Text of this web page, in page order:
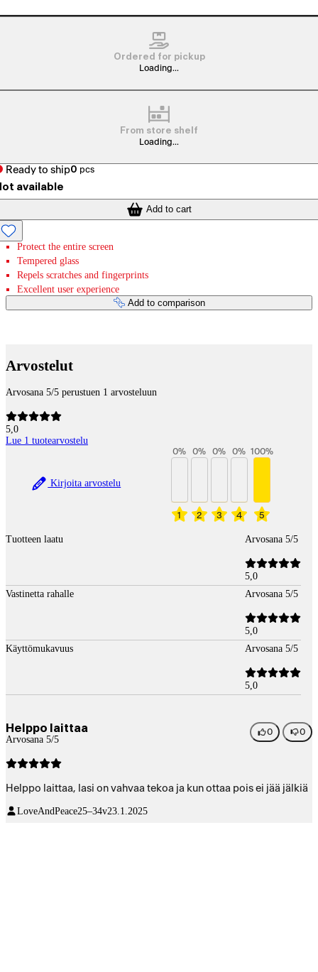
Ordered for pickup
Loading...
From store shelf
Loading...
Ready to ship0 pcs
available
Add to cart
Protect the entire screen
Tempered glass
Repels scratches and fingerprints
Excellent user experience
Add to comparison
Arvostelut
Arvosana 5/5 perustuen 1 arvosteluun
5,0
Lue 1 tuotearvostelu
Kirjoita arvostelu
1
0%
2
0%
3
0%
4
0%
5
100%
Tuotteen laatu Arvosana 5/5
5,0
Vastinetta rahalle
Arvosana 5/5
5,0
Käyttömukavuus
Arvosana 5/5
5,0
Helppo laittaa
Arvosana 5/5
0 0
Helppo laittaa, lasi on vahvaa tekoa ja kun ottaa pois ei jää jälkiä
LoveAndPeace25–34v23.1.2025